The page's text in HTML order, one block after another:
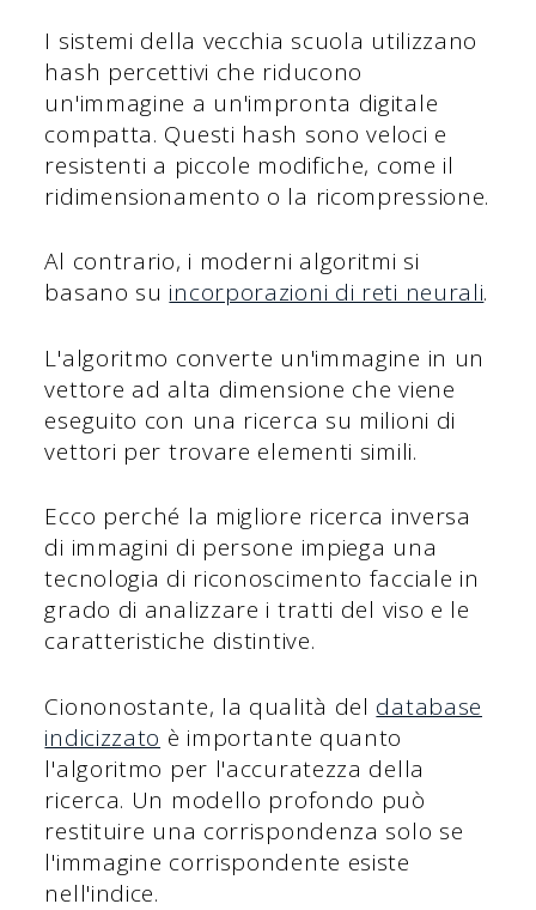
I sistemi della vecchia scuola utilizzano
hash percettivi che riducono
un'immagine a un'impronta digitale
compatta. Questi hash sono veloci e
resistenti a piccole modifiche, come il
ridimensionamento o la ricompressione.
Al contrario, i moderni algoritmi si
basano su incorporazioni di reti neurali.
L'algoritmo converte un'immagine in un
vettore ad alta dimensione che viene
eseguito con una ricerca su milioni di
vettori per trovare elementi simili.
Ecco perché la migliore ricerca inversa
di immagini di persone impiega una
tecnologia di riconoscimento facciale in
grado di analizzare i tratti del viso e le
caratteristiche distintive.
Ciononostante, la qualità del database
indicizzato è importante quanto
l'algoritmo per l'accuratezza della
ricerca. Un modello profondo può
restituire una corrispondenza solo se
l'immagine corrispondente esiste
nell'indice.